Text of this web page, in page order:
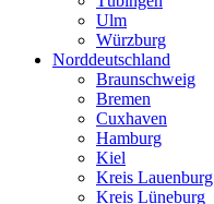
Ulm
Würzburg
Norddeutschland
Braunschweig
Bremen
Cuxhaven
Hamburg
Kiel
Kreis Lauenburg
Kreis Lüneburg